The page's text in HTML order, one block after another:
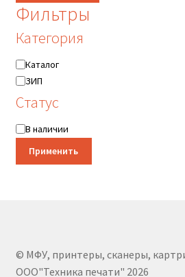
Фильтры
Категория
Категория
Каталог
ЗИП
Статус
Статус
В наличии
Применить
© МФУ, принтеры, сканеры,
ООО"Техника печати" 2026